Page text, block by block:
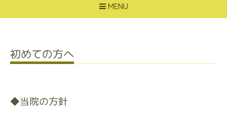
MENU
初めての方へ
◆当院の方針